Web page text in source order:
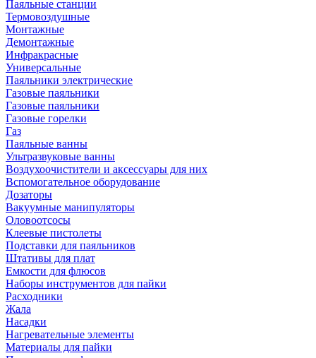
Паяльные станции
Термовоздушные
Монтажные
Демонтажные
Инфракрасные
Универсальные
Паяльники электрические
Газовые паяльники
Газовые паяльники
Газовые горелки
Газ
Паяльные ванны
Ультразвуковые ванны
Воздухоочистители и аксессуары для них
Вспомогательное оборудование
Дозаторы
Вакуумные манипуляторы
Оловоотсосы
Клеевые пистолеты
Подставки для паяльников
Штативы для плат
Емкости для флюсов
Наборы инструментов для пайки
Расходники
Жала
Насадки
Нагревательные элементы
Материалы для пайки